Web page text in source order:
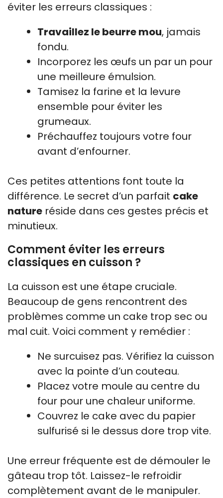
éviter les erreurs classiques :
Travaillez le beurre mou, jamais
fondu.
Incorporez les œufs un par un pour
une meilleure émulsion.
Tamisez la farine et la levure
ensemble pour éviter les
grumeaux.
Préchauffez toujours votre four
avant d’enfourner.
Ces petites attentions font toute la
différence. Le secret d’un parfait cake
nature réside dans ces gestes précis et
minutieux.
Comment éviter les erreurs
classiques en cuisson ?
La cuisson est une étape cruciale.
Beaucoup de gens rencontrent des
problèmes comme un cake trop sec ou
mal cuit. Voici comment y remédier :
Ne surcuisez pas. Vérifiez la cuisson
avec la pointe d’un couteau.
Placez votre moule au centre du
four pour une chaleur uniforme.
Couvrez le cake avec du papier
sulfurisé si le dessus dore trop vite.
Une erreur fréquente est de démouler le
gâteau trop tôt. Laissez-le refroidir
complètement avant de le manipuler.